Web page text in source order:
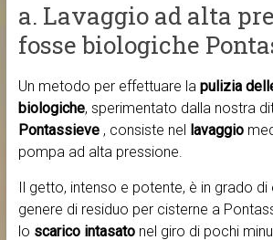
a. Lavaggio ad alta
fosse biologiche
Un metodo per effettuare la pulizia
biologiche, sperimentato dalla nostra
Pontassieve , consiste nel lavaggio
pompa ad alta pressione.
Il getto, intenso e potente, è in grado
genere di residuo per cisterne a
lo scarico intasatonel giro di pochi